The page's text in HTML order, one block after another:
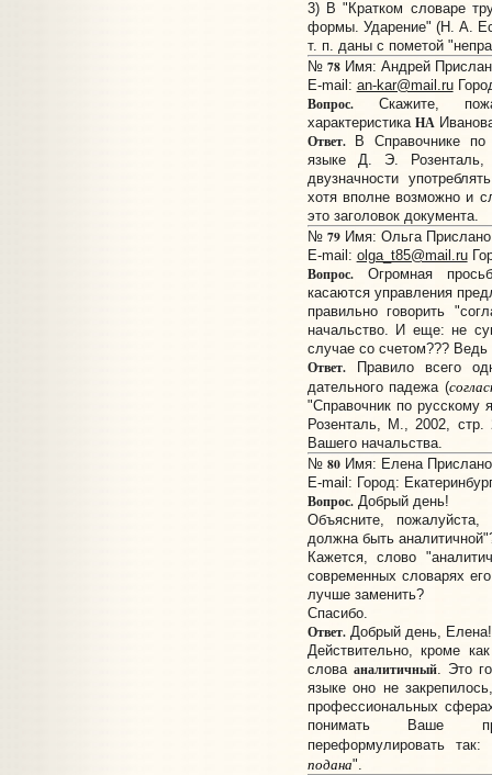
3) В "Кратком словаре
формы. Ударение" (Н. А.
т. п. даны с пометой
№ 78Имя: Aндрей
E-mail: an-kar@mail.ru
Вопрос.Скажите,
характеристика НА
Ответ.В Справочнике по
языке Д. Э. Розенталь,
двузначности
хотя вполне возможно и
это заголовок документа.
№ 79Имя: Ольга
E-mail: olga_t85@mail.ru
Вопрос.Огромная
касаются управления
правильно говорить
начальство. И еще: не
случае со счетом??? Ведь
Ответ.Правило всего
дательного падежа (
"Справочник по русскому
Розенталь, М., 2002, стр.
Вашего начальства.
№ 80Имя: Елена
E-mail: Город:
Вопрос.Добрый день!
Объясните,
должна быть
Кажется, слово
современных словарях
лучше заменить?
Спасибо.
Ответ.Добрый день, Елена!
Действительно, кроме
слова аналитичный. Это
языке оно не
профессиональных
понимать Ваше
переформулировать так:
подана".